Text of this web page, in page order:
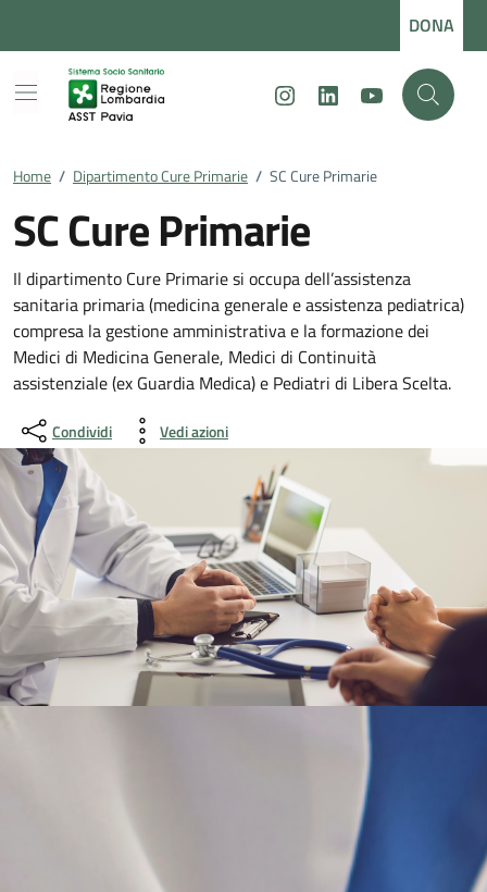
DONA
InstagramLinkedInYoutube
Home / Dipartimento Cure Primarie / SC Cure Primarie
SC Cure Primarie
Dettagli della notizia
Il dipartimento Cure Primarie si occupa dell’assistenza
sanitaria primaria (medicina generale e assistenza pediatrica)
compresa la gestione amministrativa e la formazione dei
Medici di Medicina Generale, Medici di Continuità
assistenziale (ex Guardia Medica) e Pediatri di Libera Scelta.
Condividi Vedi azioni